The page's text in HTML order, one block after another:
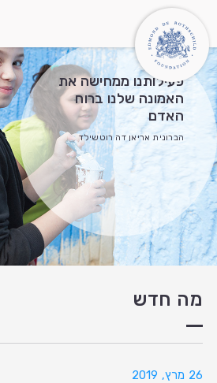
מי אנחנו
איך אנחנו פועלים
מה חדש
צרו קשר
פעילותנו ממחישה את
האמונה שלנו ברוח
האדם
הברונית אריאן דה רוטשילד
מה חדש
26 מרץ, 2019